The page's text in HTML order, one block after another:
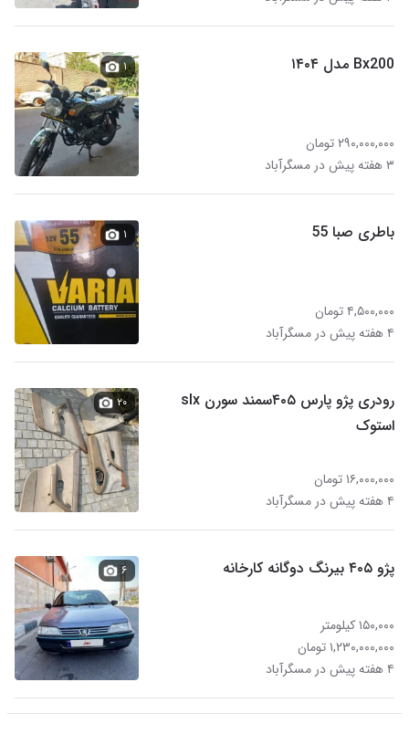
Bx200 مدل ۱۴۰۴
۲۹۰,۰۰۰,۰۰۰ تومان
۳ هفته پیش در مسگرآباد
۱
باطری صبا 55
۴,۵۰۰,۰۰۰ تومان
۴ هفته پیش در مسگرآباد
۱
رودری پژو پارس ۴۰۵سمند سورن slx
استوک
۱۶,۰۰۰,۰۰۰ تومان
۴ هفته پیش در مسگرآباد
۲۰
پژو ۴۰۵ بیرنگ دوگانه کارخانه
۱۵۰,۰۰۰ کیلومتر
۱,۲۳۰,۰۰۰,۰۰۰ تومان
۴ هفته پیش در مسگرآباد
۶